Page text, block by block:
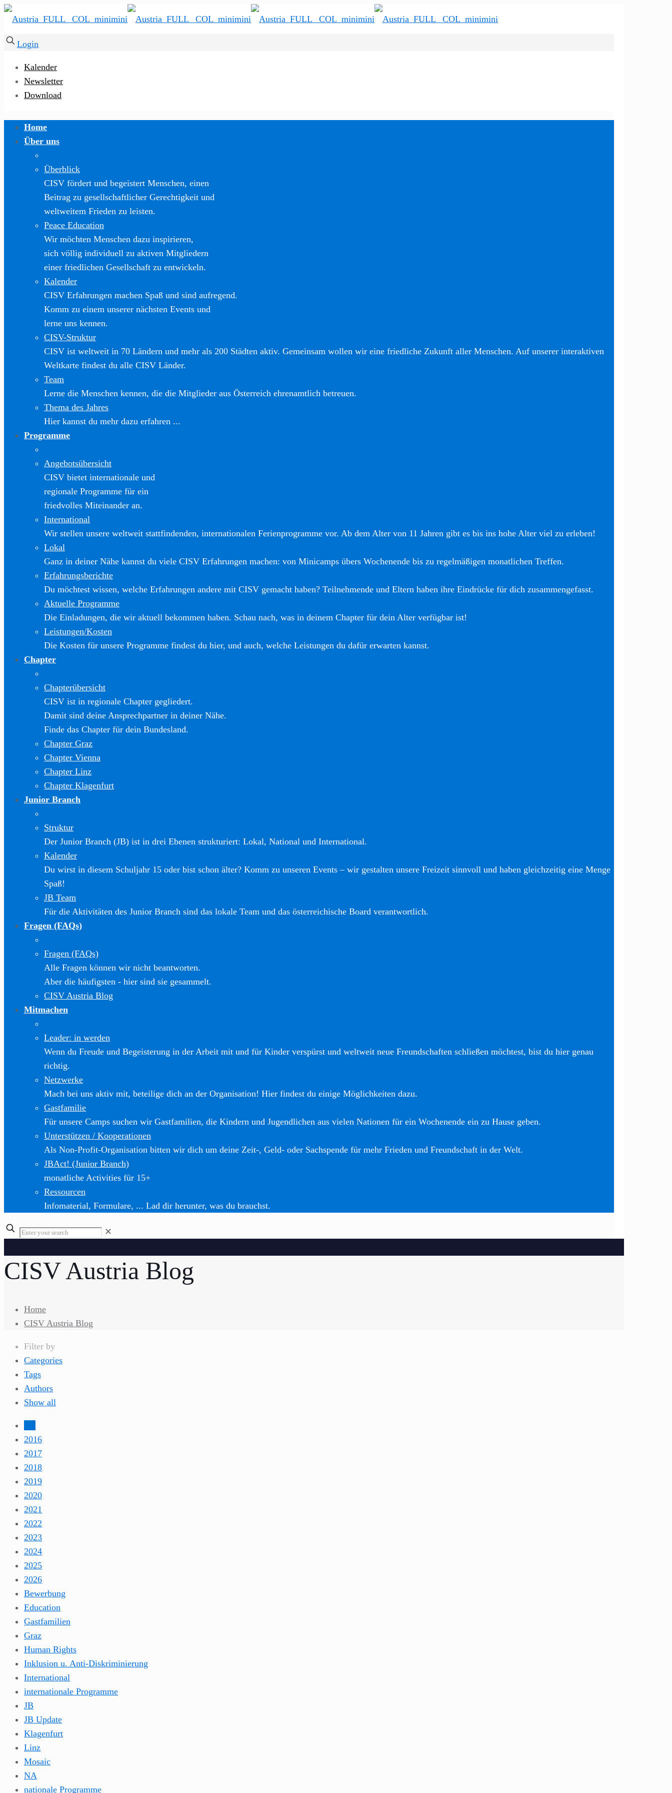
Login
Kalender
Newsletter
Download
Home
Über uns
Überblick
CISV fördert und begeistert Menschen, einen
Beitrag zu gesellschaftlicher Gerechtigkeit und
weltweitem Frieden zu leisten.
Peace Education
Wir möchten Menschen dazu inspirieren,
sich völlig individuell zu aktiven Mitgliedern
einer friedlichen Gesellschaft zu entwickeln.
Kalender
CISV Erfahrungen machen Spaß und sind aufregend.
Komm zu einem unserer nächsten Events und
lerne uns kennen.
CISV-Struktur
CISV ist weltweit in 70 Ländern und mehr als 200 Städten aktiv. Gemeinsam wollen wir eine friedliche Zukunft aller Menschen. Auf unserer interaktiven
Weltkarte findest du alle CISV Länder.
Team
Lerne die Menschen kennen, die die Mitglieder aus Österreich ehrenamtlich betreuen.
Thema des Jahres
Hier kannst du mehr dazu erfahren ...
Programme
Angebotsübersicht
CISV bietet internationale und
regionale Programme für ein
friedvolles Miteinander an.
International
Wir stellen unsere weltweit stattfindenden, internationalen Ferienprogramme vor. Ab dem Alter von 11 Jahren gibt es bis ins hohe Alter viel zu erleben!
Lokal
Ganz in deiner Nähe kannst du viele CISV Erfahrungen machen: von Minicamps übers Wochenende bis zu regelmäßigen monatlichen Treffen.
Erfahrungsberichte
Du möchtest wissen, welche Erfahrungen andere mit CISV gemacht haben? Teilnehmende und Eltern haben ihre Eindrücke für dich zusammengefasst.
Aktuelle Programme
Die Einladungen, die wir aktuell bekommen haben. Schau nach, was in deinem Chapter für dein Alter verfügbar ist!
Leistungen/Kosten
Die Kosten für unsere Programme findest du hier, und auch, welche Leistungen du dafür erwarten kannst.
Chapter
Chapterübersicht
CISV ist in regionale Chapter gegliedert.
Damit sind deine Ansprechpartner in deiner Nähe.
Finde das Chapter für dein Bundesland.
Chapter Graz
Chapter Vienna
Chapter Linz
Chapter Klagenfurt
Junior Branch
Struktur
Der Junior Branch (JB) ist in drei Ebenen strukturiert: Lokal, National und International.
Kalender
Du wirst in diesem Schuljahr 15 oder bist schon älter? Komm zu unseren Events – wir gestalten unsere Freizeit sinnvoll und haben gleichzeitig eine Menge
Spaß!
JB Team
Für die Aktivitäten des Junior Branch sind das lokale Team und das österreichische Board verantwortlich.
Fragen (FAQs)
Fragen (FAQs)
Alle Fragen können wir nicht beantworten.
Aber die häufigsten - hier sind sie gesammelt.
CISV Austria Blog
Mitmachen
Leader: in werden
Wenn du Freude und Begeisterung in der Arbeit mit und für Kinder verspürst und weltweit neue Freundschaften schließen möchtest, bist du hier genau
richtig.
Netzwerke
Mach bei uns aktiv mit, beteilige dich an der Organisation! Hier findest du einige Möglichkeiten dazu.
Gastfamilie
Für unsere Camps suchen wir Gastfamilien, die Kindern und Jugendlichen aus vielen Nationen für ein Wochenende ein zu Hause geben.
Unterstützen / Kooperationen
Als Non-Profit-Organisation bitten wir dich um deine Zeit-, Geld- oder Sachspende für mehr Frieden und Freundschaft in der Welt.
JBAct! (Junior Branch)
monatliche Activities für 15+
Ressourcen
Infomaterial, Formulare, ... Lad dir herunter, was du brauchst.
✕
CISV Austria Blog
Home
CISV Austria Blog
Filter by
Categories
Tags
Authors
Show all
2016
2017
2018
2019
2020
2021
2022
2023
2024
2025
2026
Bewerbung
Education
Gastfamilien
Graz
Human Rights
Inklusion u. Anti-Diskriminierung
International
internationale Programme
JB
JB Update
Klagenfurt
Linz
Mosaic
NA
nationale Programme